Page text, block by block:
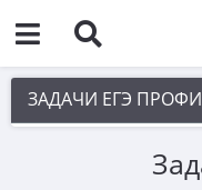
ЗАДАЧИ ЕГЭ
1. Планиметрия